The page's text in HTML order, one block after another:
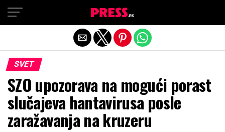
SVET
SZO upozorava na mogući porast
slučajeva hantavirusa posle
zaražavanja na kruzeru
Exit mobile version